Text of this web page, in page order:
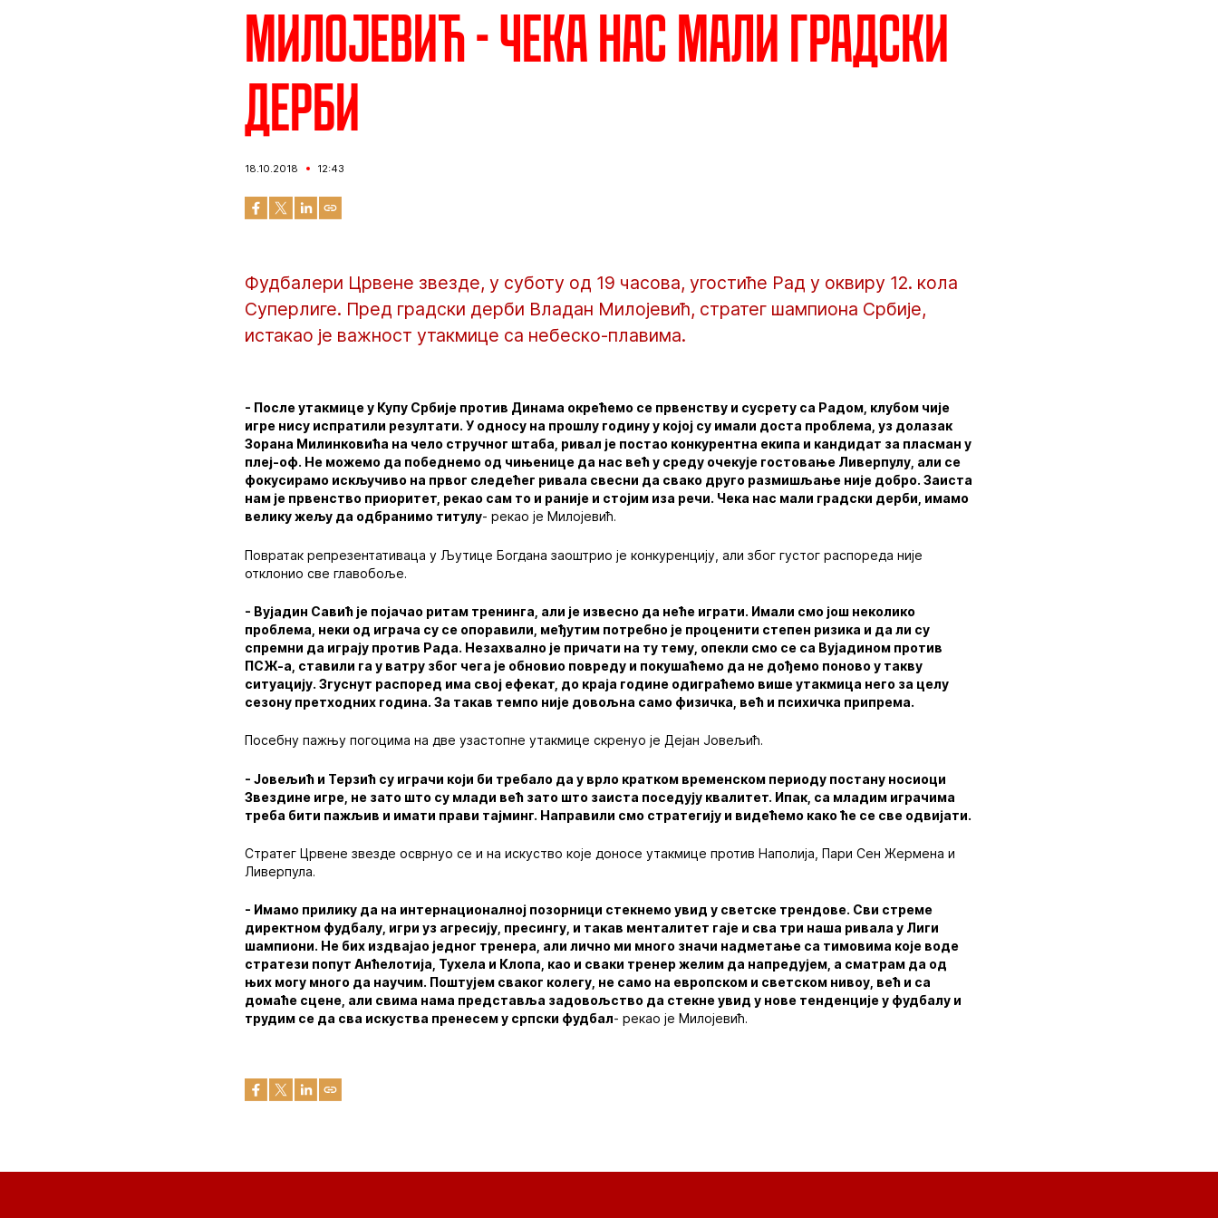
Милојевић - Чека нас мали градски
дерби
18.10.2018 12:43
Фудбалери Црвене звезде, у суботу од 19 часова, угостиће Рад у оквиру 12. кола
Суперлиге. Пред градски дерби Владан Милојевић, стратег шампиона Србије,
истакао је важност утакмице са небеско-плавима.
- После утакмице у Купу Србије против Динама окрећемо се првенству и сусрету са Радом, клубом чије
игре нису испратили резултати. У односу на прошлу годину у којој су имали доста проблема, уз долазак
Зорана Милинковића на чело стручног штаба, ривал је постао конкурентна екипа и кандидат за пласман у
плеј-оф. Не можемо да победнемо од чињенице да нас већ у среду очекује гостовање Ливерпулу, али се
фокусирамо искључиво на првог следећег ривала свесни да свако друго размишљање није добро. Заиста
нам је првенство приоритет, рекао сам то и раније и стојим иза речи. Чека нас мали градски дерби, имамо
велику жељу да одбранимо титулу- рекао је Милојевић.
Повратак репрезентативаца у Љутице Богдана заоштрио је конкуренцију, али због густог распореда није
отклонио све главобоље.
- Вујадин Савић је појачао ритам тренинга, али је извесно да неће играти. Имали смо још неколико
проблема, неки од играча су се опоравили, међутим потребно је проценити степен ризика и да ли су
спремни да играју против Рада. Незахвално је причати на ту тему, опекли смо се са Вујадином против
ПСЖ-а, ставили га у ватру због чега је обновио повреду и покушаћемо да не дођемо поново у такву
ситуацију. Згуснут распоред има свој ефекат, до краја године одиграћемо више утакмица него за целу
сезону претходних година. За такав темпо није довољна само физичка, већ и психичка припрема.
Посебну пажњу погоцима на две узастопне утакмице скренуо је Дејан Јовељић.
- Јовељић и Терзић су играчи који би требало да у врло кратком временском периоду постану носиоци
Звездине игре, не зато што су млади већ зато што заиста поседују квалитет. Ипак, са младим играчима
треба бити пажљив и имати прави тајминг. Направили смо стратегију и видећемо како ће се све одвијати.
Стратег Црвене звезде осврнуо се и на искуство које доносе утакмице против Наполија, Пари Сен Жермена и
Ливерпула.
- Имамо прилику да на интернационалној позорници стекнемо увид у светске трендове. Сви стреме
директном фудбалу, игри уз агресију, пресингу, и такав менталитет гаје и сва три наша ривала у Лиги
шампиони. Не бих издвајао једног тренера, али лично ми много значи надметање са тимовима које воде
стратези попут Анћелотија, Тухела и Клопа, као и сваки тренер желим да напредујем, а сматрам да од
њих могу много да научим. Поштујем сваког колегу, не само на европском и светском нивоу, већ и са
домаће сцене, али свима нама представља задовољство да стекне увид у нове тенденције у фудбалу и
трудим се да сва искуства пренесем у српски фудбал- рекао је Милојевић.